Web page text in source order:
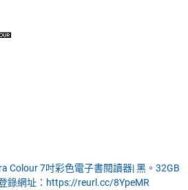
Colour 7吋彩色電子書閱讀器| 黑。32GB
錄網址：https://reurl.cc/8YpeMR